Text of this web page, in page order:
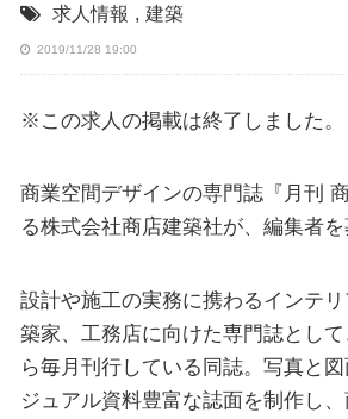
求人情報 , 建築
2019/11/28 19:00
※この求人の掲載は終了しました。
商業空間デザインの専門誌『月刊
る株式会社商店建築社が、編集者を
設計や施工の実務に携わるインテ
築家、工務店に向けた専門誌とし
ら毎月刊行している同誌。写真と
ジュアル資料豊富な誌面を制作し